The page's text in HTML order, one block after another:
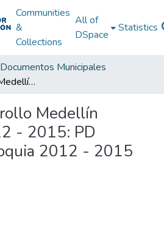
Communities
&
Collections
All of
DSpace
Statistics
Documentos Municipales
Plan de Desarrollo Medellín Antioquia 2012 - 2015: PD Medellín Antioquia 2012 - 2015
Medellín
- 2015: PD
2012 - 2015